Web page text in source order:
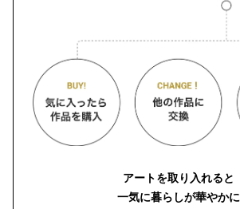
アートを取り入れると
一気に暮らしが華やかに